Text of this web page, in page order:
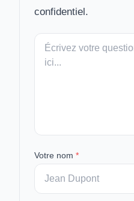
confidentiel.
Votre
message
Votre nom *